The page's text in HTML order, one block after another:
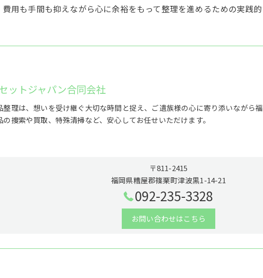
用も手間も抑えながら心に余裕をもって整理を進めるための実践的
ットジャパン合同会社
整理は、想いを受け継ぐ大切な時間と捉え、ご遺族様の心に寄り添いながら
の捜索や買取、特殊清掃など、安心してお任せいただけます。
〒811-2415
福岡県糟屋郡篠栗町津波黒1-14-21
092-235-3328
お問い合わせはこちら